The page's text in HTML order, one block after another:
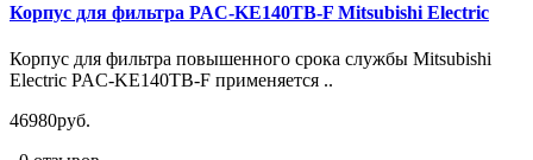
Корпус для фильтра PAC-KE140TB-F Mitsubishi Electric
Корпус для фильтра повышенного срока службы Mitsubishi
Electric PAC-KE140TB-F применяется ..
46980руб.